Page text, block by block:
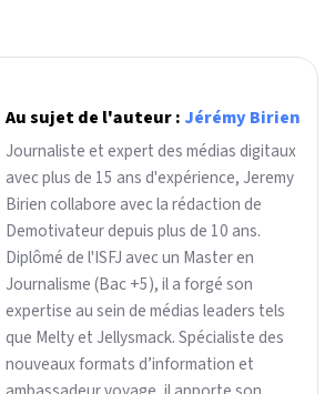
Au sujet de l'auteur : Jérémy Birien
Journaliste et expert des médias digitaux
avec plus de 15 ans d'expérience, Jeremy
Birien collabore avec la rédaction de
Demotivateur depuis plus de 10 ans.
Diplômé de l'ISFJ avec un Master en
Journalisme (Bac +5), il a forgé son
expertise au sein de médias leaders tels
que Melty et Jellysmack. Spécialiste des
nouveaux formats d’information et